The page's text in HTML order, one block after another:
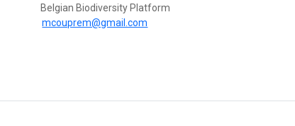
Belgian Biodiversity Platform
mcouprem@gmail.com